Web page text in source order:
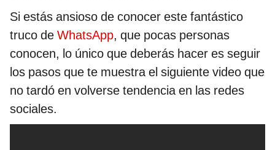
Si estás ansioso de conocer este fantástico
truco de WhatsApp, que pocas personas
conocen, lo único que deberás hacer es seguir
los pasos que te muestra el siguiente video que
no tardó en volverse tendencia en las redes
sociales.